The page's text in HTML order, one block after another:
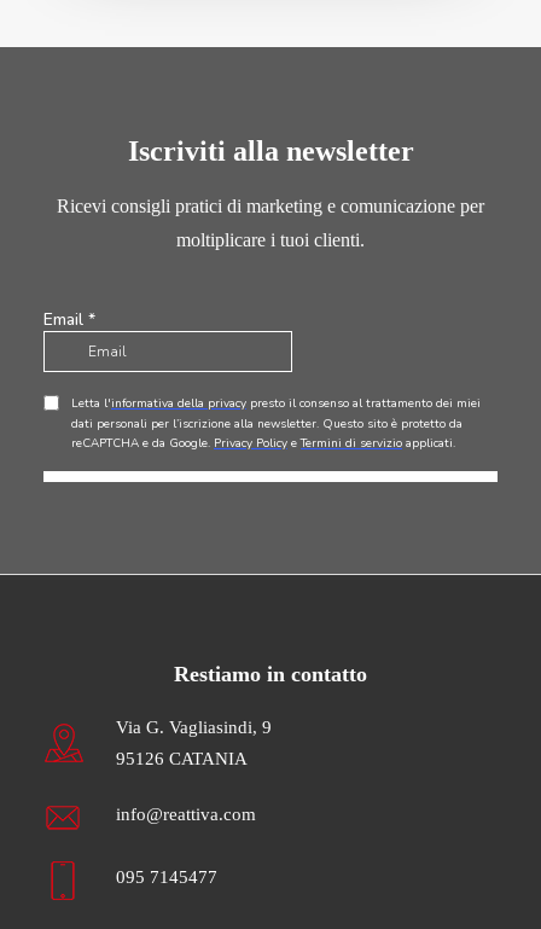
Iscriviti alla newsletter
Ricevi consigli pratici di marketing e comunicazione per
moltiplicare i tuoi clienti.
Restiamo in contatto
Via G. Vagliasindi, 9
95126 CATANIA
info@reattiva.com
095 7145477